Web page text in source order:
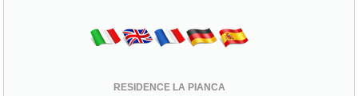
RESIDENCE LA PIANCA